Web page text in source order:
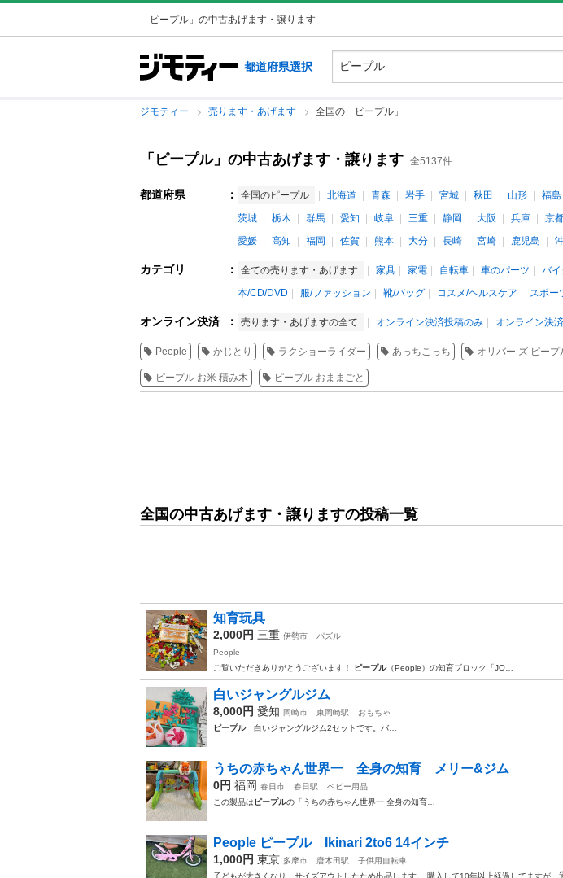
「ピープル」の中古あげます・譲ります
都道府県選択
ジモティー 売ります・あげます 全国の「ピープル」
「ピープル」の中古あげます・譲ります 全5137件
都道府県 ： 全国のピープル 北海道 青森 岩手 宮城 秋田 山形 福島
茨城
栃木 群馬 愛知 岐阜 三重 静岡 大阪 兵庫 京
愛媛
高知 福岡 佐賀 熊本 大分 長崎 宮崎 鹿児島
カテゴリ ： 全ての売ります・あげます 家具 家電 自転車 車のパーツ バイ
本/CD/DVD
服/ファッション 靴/バッグ コスメ/ヘルスケア スポー
オンライン決済 ： 売ります・あげますの全て オンライン決済投稿のみ オンライン決
People かじとり ラクショーライダー あっちこっち オリバー ズ ピープ
ピープル お米 積み木 ピープル おままごと
全国の中古あげます・譲りますの投稿一覧
知育玩具
2,000円 三重 伊勢市
パズル
People
ご覧いただきありがとうございます！
ピープル（People）の知育ブロック「JO…
白いジャングルジム
8,000円 愛知 岡崎市 東岡崎駅
おもちゃ
ピープル白いジャングルジム2セットです。バ…
うちの赤ちゃん世界一 全身の知育 メリー&ジム
0円 福岡 春日市 春日駅
ベビー用品
この製品は ピープルの「うちの赤ちゃん世界一 全身の知育…
People ピープル Ikinari 2to6 14インチ
1,000円 東京 多摩市 唐木田駅
子供用自転車
子どもが大きくなり、サイズアウトしたため出品します。 購入して10年以上経過してますが、